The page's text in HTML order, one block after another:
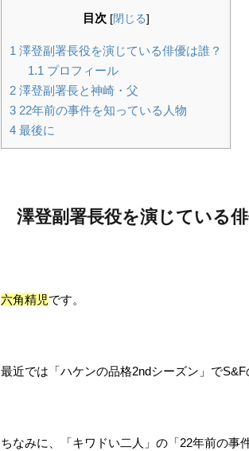
目次 [閉じる]
1 澤登副署長役を演じている俳優は誰？
1.1 プロフィール
2 澤登副署長と神崎・父
3 22年前の事件を知っている人物
4 最後に
澤登副署長役を演じている
六角精児です。
最近では「ハケンの品格2ndシーズン」で
ちなみに、「キワドい二人」の「22年前の事